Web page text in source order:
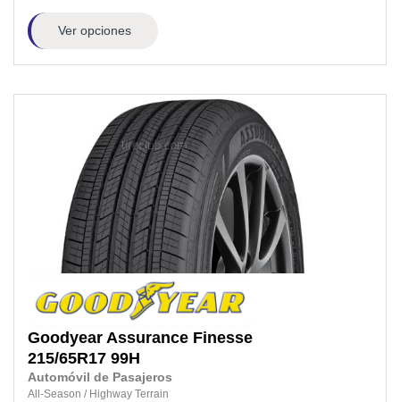
Ver opciones
Goodyear Assurance Finesse
215/65R17 99H
Automóvil de Pasajeros
All-Season / Highway Terrain